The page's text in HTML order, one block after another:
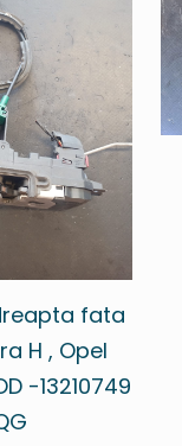
fata
H , Opel
-13210749